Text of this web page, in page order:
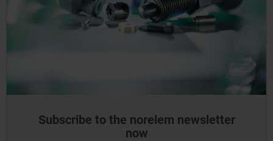
Subscribe to the norelem newsletter
now